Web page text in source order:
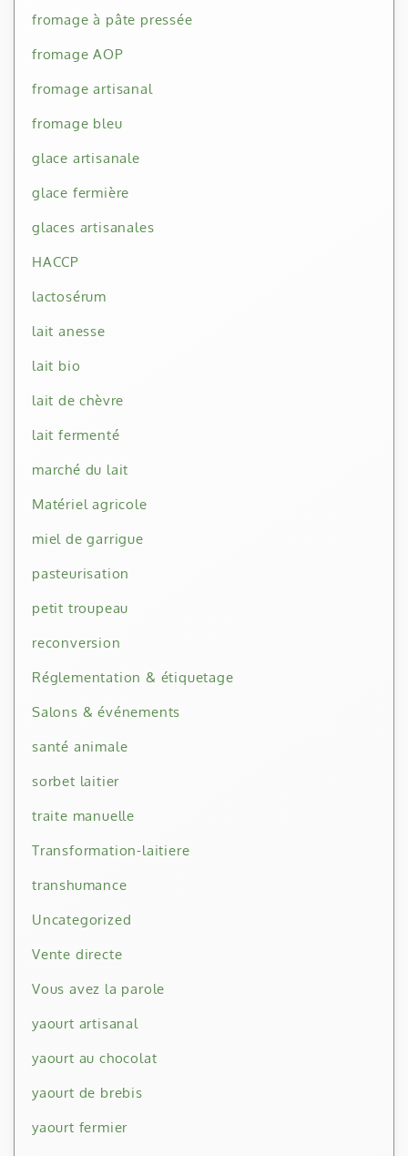
fromage à pâte pressée
fromage AOP
fromage artisanal
fromage bleu
glace artisanale
glace fermière
glaces artisanales
HACCP
lactosérum
lait anesse
lait bio
lait de chèvre
lait fermenté
marché du lait
Matériel agricole
miel de garrigue
pasteurisation
petit troupeau
reconversion
Réglementation & étiquetage
Salons & événements
santé animale
sorbet laitier
traite manuelle
Transformation-laitiere
transhumance
Uncategorized
Vente directe
Vous avez la parole
yaourt artisanal
yaourt au chocolat
yaourt de brebis
yaourt fermier